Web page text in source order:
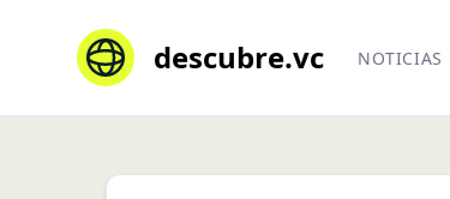
descubre.vc NOTICIAS